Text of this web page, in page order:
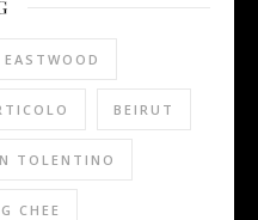
BEIRUT
TOLENTINO
CHEE